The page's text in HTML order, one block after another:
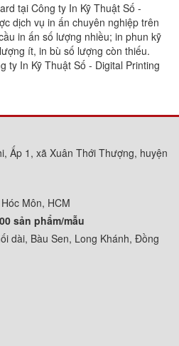
tại Công ty In Kỹ Thuật Số -
dịch vụ in ấn chuyên nghiệp trên
in ấn số lượng nhiều; in phun kỹ
ít, in bù số lượng còn thiếu.
ty In Kỹ Thuật Số - Digital Printing
Ấp 1, xã Xuân Thới Thượng, huyện
Môn, HCM
sản phẩm/mẫu
dài, Bàu Sen, Long Khánh, Đồng